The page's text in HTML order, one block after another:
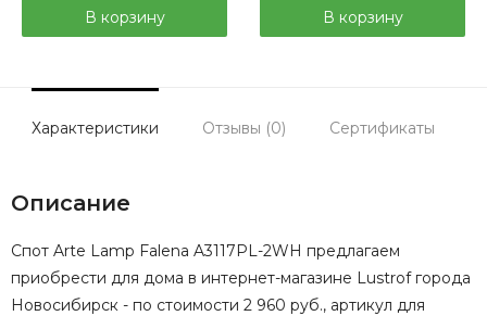
В корзину В корзину
Характеристики Отзывы (0) Сертификаты
Описание
Спот Arte Lamp Falena A3117PL-2WH предлагаем
приобрести для дома в интернет-магазине Lustrof города
Новосибирск - по стоимости 2 960 руб., артикул для